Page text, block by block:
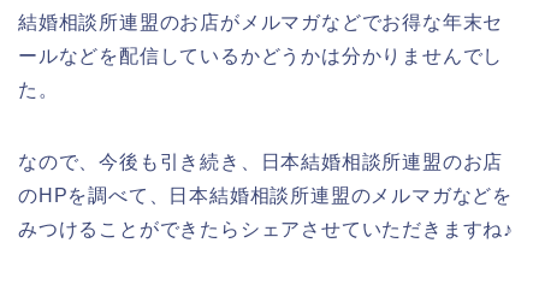
結婚相談所連盟のお店がメルマガなどでお得な年末セ
ールなどを配信しているかどうかは分かりませんでし
た。
なので、今後も引き続き、日本結婚相談所連盟のお店
のHPを調べて、日本結婚相談所連盟のメルマガなどを
みつけることができたらシェアさせていただきますね♪